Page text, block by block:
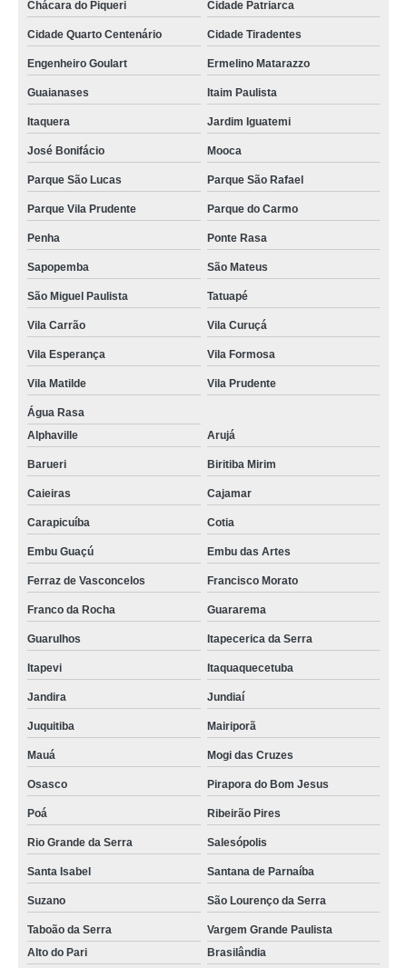
Chácara do Piqueri Cidade Patriarca
Cidade Quarto Centenário Cidade Tiradentes
Engenheiro Goulart Ermelino Matarazzo
Guaianases Itaim Paulista
Itaquera Jardim Iguatemi
José Bonifácio Mooca
Parque São Lucas Parque São Rafael
Parque Vila Prudente Parque do Carmo
Penha Ponte Rasa
Sapopemba São Mateus
São Miguel Paulista Tatuapé
Vila Carrão Vila Curuçá
Vila Esperança Vila Formosa
Vila Matilde Vila Prudente
Água Rasa
Alphaville
Arujá
Barueri Biritiba Mirim
Caieiras Cajamar
Carapicuíba Cotia
Embu Guaçú Embu das Artes
Ferraz de Vasconcelos Francisco Morato
Franco da Rocha Guararema
Guarulhos Itapecerica da Serra
Itapevi Itaquaquecetuba
Jandira Jundiaí
Juquitiba Mairiporã
Mauá Mogi das Cruzes
Osasco Pirapora do Bom Jesus
Poá Ribeirão Pires
Rio Grande da Serra Salesópolis
Santa Isabel Santana de Parnaíba
Suzano São Lourenço da Serra
Taboão da Serra
Vargem Grande Paulista
Alto do Pari
Brasilândia